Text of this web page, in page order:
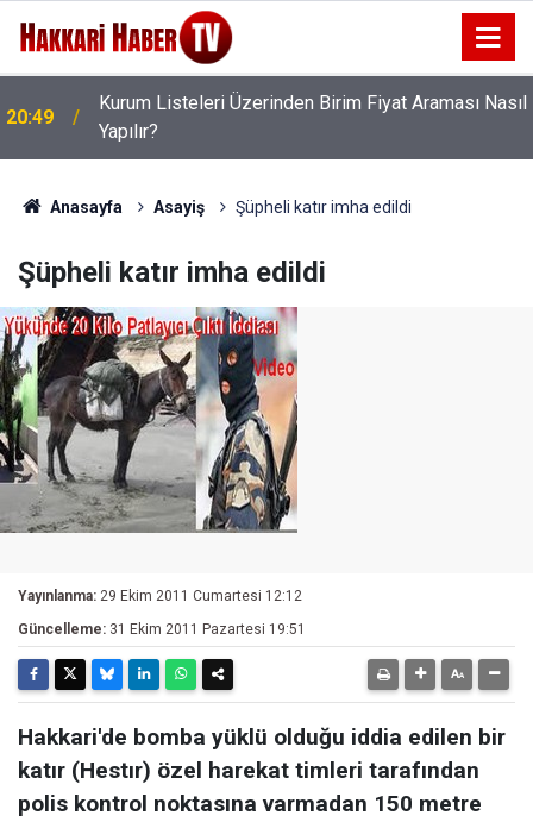
20:49
Kurum Listeleri Üzerinden Birim Fiyat Araması Nasıl
Yapılır?
20:40
CHP heyetinden Hakkari HATSO'ya ziyaret
Anasayfa Asayiş Şüpheli katır imha edildi
Şüpheli katır imha edildi
Yayınlanma: 29 Ekim 2011 Cumartesi 12:12
Güncelleme: 31 Ekim 2011 Pazartesi 19:51
Hakkari'de bomba yüklü olduğu iddia edilen bir
katır (Hestır) özel harekat timleri tarafından
polis kontrol noktasına varmadan 150 metre